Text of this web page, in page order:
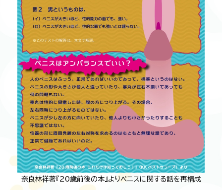
奈良林祥著『20歳前後の本』よりペニスに関する話を再構成